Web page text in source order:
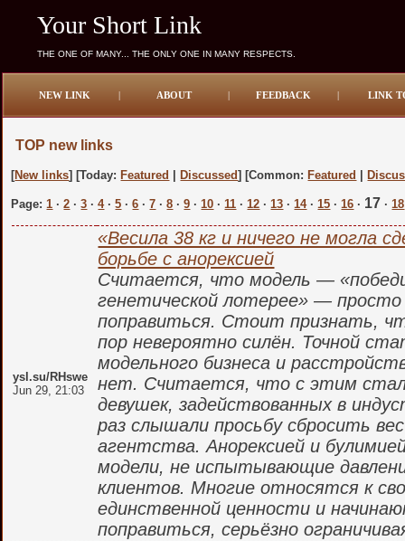
Your Short Link
THE ONE OF MANY... THE ONLY ONE IN MANY RESPECTS.
NEW LINK | ABOUT | FEEDBACK | LINK
TOP new links
[New links] [Today: Featured Discussed] [Common: Featured
Page:1 ·2 ·3 ·4·5 ·6 ·7 ·8 ·9 ·10 ·11 ·12 ·13 ·14·15 ·16 · 17 ·18
ysl.su/RHswe
Jun 29, 21:03
«Весила 38 кг и ничего не могла
борьбе с анорексией
Считается, что модель —
генетической лотерее» —
поправиться. Стоит признать,
пор невероятно силён. Точной
модельного бизнеса и
нет. Считается, что с этим
девушек, задействованных в
раз слышали просьбу сбросить
агентства. Анорексией и
модели, не испытывающие
клиентов. Многие относятся к
единственной ценности и
поправиться, серьёзно